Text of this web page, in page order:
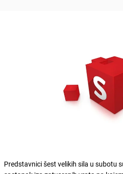
Predstavnici šest velikih sila u subotu